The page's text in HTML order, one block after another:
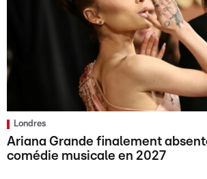
Londres
Ariana Grande finalement
comédie musicale en 2027